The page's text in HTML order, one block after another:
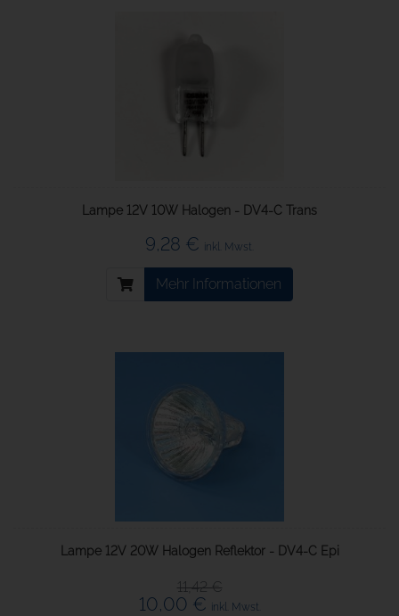
Lampe 12V 10W Halogen - DV4-C Trans
9,28 € inkl. Mwst.
Mehr Informationen
Lampe 12V 20W Halogen Reflektor - DV4-C Epi
11,42 €
10,00 € inkl. Mwst.